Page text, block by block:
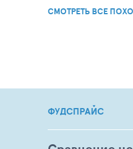
СМОТРЕТЬ ВСЕ
ФУДСПРАЙС